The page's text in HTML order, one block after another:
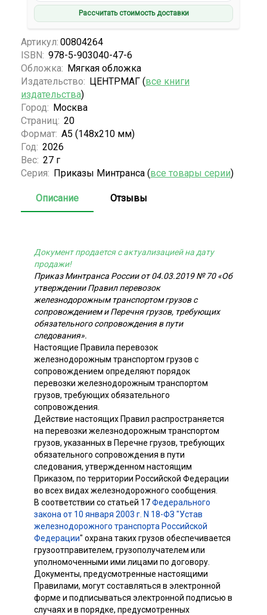
Рассчитать стоимость доставки
Артикул: 00804264
ISBN: 978-5-903040-47-6
Обложка: Мягкая обложка
Издательство: ЦЕНТРМАГ (все книги
издательства)
Город: Москва
Страниц: 20
Формат: А5 (148x210 мм)
Год: 2026
Вес: 27 г
Серия: Приказы Минтранса (все товары серии)
Описание Отзывы
Документ продается с актуализацией на дату
продажи!
Приказ Минтранса России от 04.03.2019 № 70 «Об
утверждении Правил перевозок
железнодорожным транспортом грузов с
сопровождением и Перечня грузов, требующих
обязательного сопровождения в пути
следования».
Настоящие Правила перевозок
железнодорожным транспортом грузов с
сопровождением определяют порядок
перевозки железнодорожным транспортом
грузов, требующих обязательного
сопровождения.
Действие настоящих Правил распространяется
на перевозки железнодорожным транспортом
грузов, указанных в Перечне грузов, требующих
обязательного сопровождения в пути
следования, утвержденном настоящим
Приказом, по территории Российской Федерации
во всех видах железнодорожного сообщения.
В соответствии со статьей 17Федерального
закона от 10 января 2003 г. N 18-ФЗ "Устав
железнодорожного транспорта Российской
Федерации" охрана таких грузов обеспечивается
грузоотправителем, грузополучателем или
уполномоченными ими лицами по договору.
Документы, предусмотренные настоящими
Правилами, могут составляться в электронной
форме и подписываться электронной подписью в
случаях и в порядке, предусмотренных